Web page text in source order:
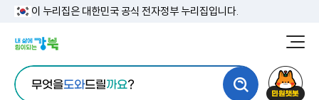
이 누리집은 대한민국 공식 전자정부 누리집입니다.
청
통
합
무엇을도와드릴까요?
원